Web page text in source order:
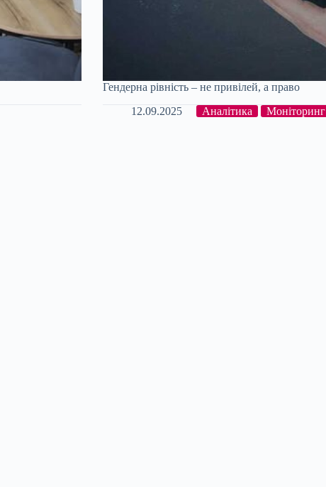
Гендерна рівність – не привілей, а право
12.09.2025
Аналітика Моніторинг